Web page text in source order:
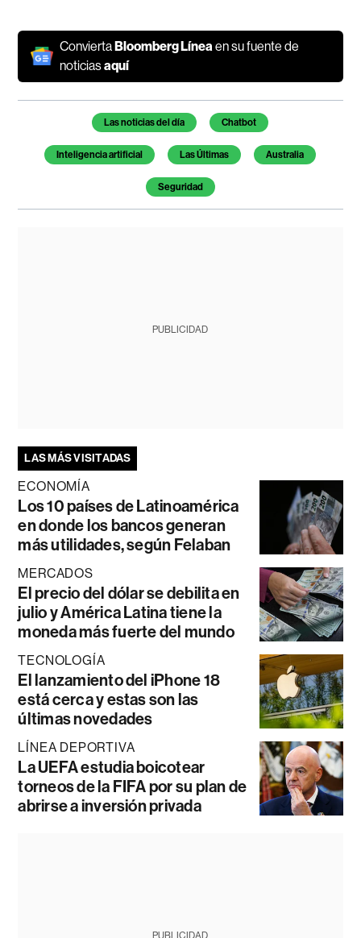
ConviertaBloomberg Línea en su fuente de
noticiasaquí
Temas de este artículo
Las noticias del día Chatbot
Inteligencia artificial Las Últimas Australia
Seguridad
PUBLICIDAD
LAS MÁS VISITADAS
ECONOMÍA
Los 10 países de Latinoamérica
en donde los bancos generan
más utilidades, según Felaban
MERCADOS
El precio del dólar se debilita en
julio y América Latina tiene la
moneda más fuerte del mundo
TECNOLOGÍA
El lanzamiento del iPhone 18
está cerca y estas son las
últimas novedades
LÍNEA DEPORTIVA
La UEFA estudia boicotear
torneos de la FIFA por su plan de
abrirse a inversión privada
PUBLICIDAD